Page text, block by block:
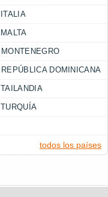
ITALIA
MALTA
MONTENEGRO
REPÚBLICA DOMINICANA
TAILANDIA
TURQUÍA
todos los países